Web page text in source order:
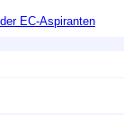
EC-Aspiranten